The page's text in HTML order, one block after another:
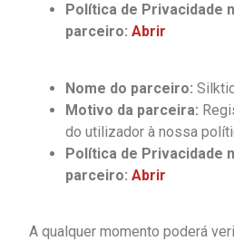
Política de Privacidade
parceiro: Abrir
Nome do parceiro:
Motivo da parceira:
do utilizador à nossa
Política de Privacidade
parceiro: Abrir
A qualquer momento poderá